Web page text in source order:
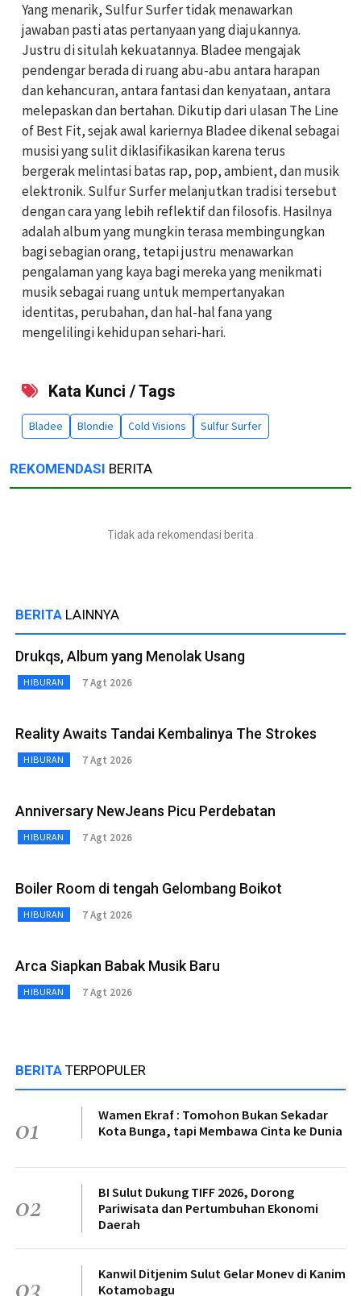
Yang menarik, Sulfur Surfer tidak menawarkan
jawaban pasti atas pertanyaan yang diajukannya.
Justru di situlah kekuatannya. Bladee mengajak
pendengar berada di ruang abu-abu antara harapan
dan kehancuran, antara fantasi dan kenyataan, antara
melepaskan dan bertahan. Dikutip dari ulasan The Line
of Best Fit, sejak awal kariernya Bladee dikenal sebagai
musisi yang sulit diklasifikasikan karena terus
bergerak melintasi batas rap, pop, ambient, dan musik
elektronik. Sulfur Surfer melanjutkan tradisi tersebut
dengan cara yang lebih reflektif dan filosofis. Hasilnya
adalah album yang mungkin terasa membingungkan
bagi sebagian orang, tetapi justru menawarkan
pengalaman yang kaya bagi mereka yang menikmati
musik sebagai ruang untuk mempertanyakan
identitas, perubahan, dan hal-hal fana yang
mengelilingi kehidupan sehari-hari.
Kata Kunci / Tags
Bladee Blondie Cold Visions Sulfur Surfer
REKOMENDASI BERITA
Tidak ada rekomendasi berita
BERITA LAINNYA
Drukqs, Album yang Menolak Usang
HIBURAN 7 Agt 2026
Reality Awaits Tandai Kembalinya The Strokes
HIBURAN 7 Agt 2026
Anniversary NewJeans Picu Perdebatan
HIBURAN 7 Agt 2026
Boiler Room di tengah Gelombang Boikot
HIBURAN 7 Agt 2026
Arca Siapkan Babak Musik Baru
HIBURAN 7 Agt 2026
BERITA TERPOPULER
01
Wamen Ekraf : Tomohon Bukan Sekadar
Kota Bunga, tapi Membawa Cinta ke Dunia
02
BI Sulut Dukung TIFF 2026, Dorong
Pariwisata dan Pertumbuhan Ekonomi
Daerah
03
Kanwil Ditjenim Sulut Gelar Monev di Kanim
Kotamobagu